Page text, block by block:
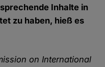
Inhalte in
zu haben, hieß es
on International